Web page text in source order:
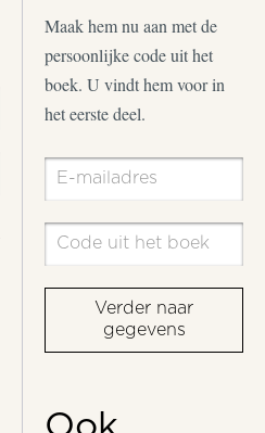
Maak hem nu aan met de
persoonlijke code uit het
boek. U vindt hem voor in
het eerste deel.
Verder naar
gegevens